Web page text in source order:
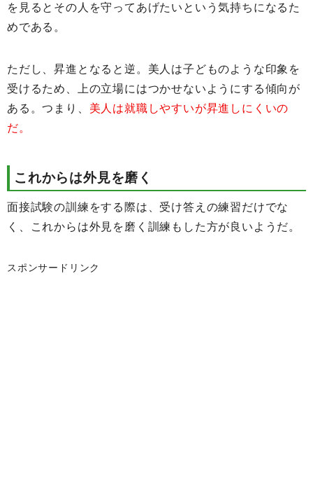
を見るとその人を守ってあげたいという気持ちになるた
めである。
ただし、昇進となると逆。美人は子どものような印象を
受けるため、上の立場にはつかせないようにする傾向が
ある。つまり、 美人は就職しやすいが昇進しにくいの
だ。
これからは外見を磨く
面接試験の訓練をする際は、受け答えの練習だけでな
く、これからは外見を磨く訓練もした方が良いようだ。
スポンサードリンク